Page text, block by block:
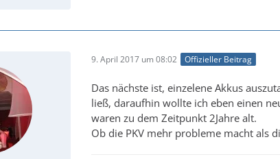
9. April 2017 um 08:02 Offizieller Beitrag
Das nächste ist, einzelene Akkus
ließ, daraufhin wollte ich eben einen
waren zu dem Zeitpunkt 2Jahre alt.
Ob die PKV mehr probleme macht als